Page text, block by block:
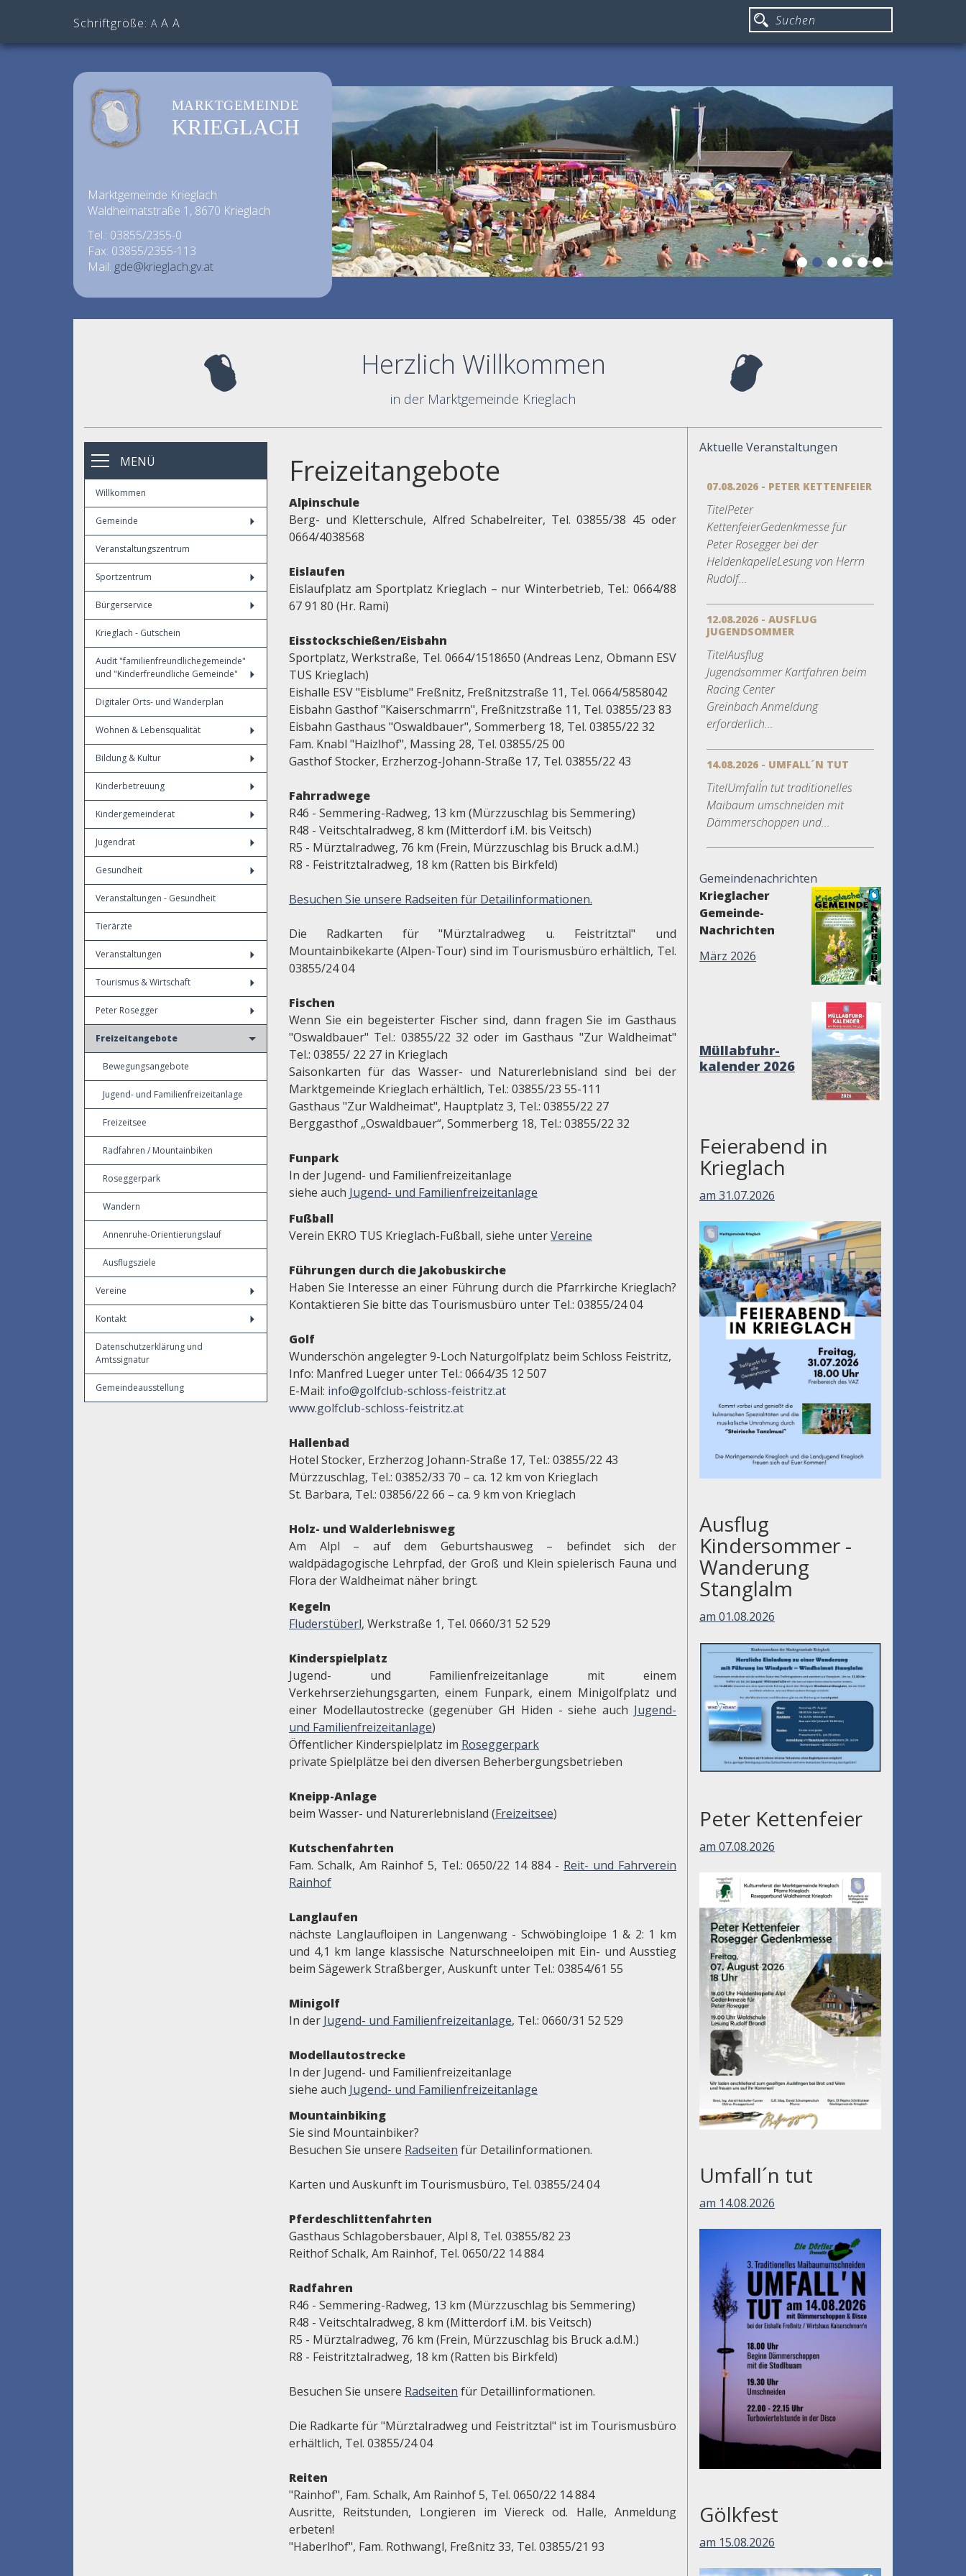
Schriftgröße: A A A
MARKTGEMEINDE
KRIEGLACH
Marktgemeinde Krieglach
Waldheimatstraße 1, 8670 Krieglach
Tel.: 03855/2355-0
Fax: 03855/2355-113
Mail: gde@krieglach.gv.at
Herzlich Willkommen
in der Marktgemeinde Krieglach
MENÜ
Willkommen
Gemeinde
Veranstaltungszentrum
Sportzentrum
Bürgerservice
Krieglach - Gutschein
Audit "familienfreundlichegemeinde"
und "Kinderfreundliche Gemeinde"
Digitaler Orts- und Wanderplan
Wohnen & Lebensqualität
Bildung & Kultur
Kinderbetreuung
Kindergemeinderat
Jugendrat
Gesundheit
Veranstaltungen - Gesundheit
Tierärzte
Veranstaltungen
Tourismus & Wirtschaft
Peter Rosegger
Freizeitangebote
Bewegungsangebote
Jugend- und Familienfreizeitanlage
Freizeitsee
Radfahren / Mountainbiken
Roseggerpark
Wandern
Annenruhe-Orientierungslauf
Ausflugsziele
Vereine
Kontakt
Datenschutzerklärung und
Amtssignatur
Gemeindeausstellung
Freizeitangebote
Alpinschule
Berg- und Kletterschule, Alfred Schabelreiter, Tel. 03855/38 45 oder
0664/4038568
Eislaufen
Eislaufplatz am Sportplatz Krieglach – nur Winterbetrieb, Tel.: 0664/88
67 91 80 (Hr. Rami)
Eisstockschießen/Eisbahn
Sportplatz, Werkstraße, Tel. 0664/1518650 (Andreas Lenz, Obmann ESV
TUS Krieglach)
Eishalle ESV "Eisblume" Freßnitz, Freßnitzstraße 11, Tel. 0664/5858042
Eisbahn Gasthof "Kaiserschmarrn", Freßnitzstraße 11, Tel. 03855/23 83
Eisbahn Gasthaus "Oswaldbauer", Sommerberg 18, Tel. 03855/22 32
Fam. Knabl "Haizlhof", Massing 28, Tel. 03855/25 00
Gasthof Stocker, Erzherzog-Johann-Straße 17, Tel. 03855/22 43
Fahrradwege
R46 - Semmering-Radweg, 13 km (Mürzzuschlag bis Semmering)
R48 - Veitschtalradweg, 8 km (Mitterdorf i.M. bis Veitsch)
R5 - Mürztalradweg, 76 km (Frein, Mürzzuschlag bis Bruck a.d.M.)
R8 - Feistritztalradweg, 18 km (Ratten bis Birkfeld)
Besuchen Sie unsere Radseiten für Detailinformationen.
Die Radkarten für "Mürztalradweg u. Feistritztal" und
Mountainbikekarte (Alpen-Tour) sind im Tourismusbüro erhältlich, Tel.
03855/24 04
Fischen
Wenn Sie ein begeisterter Fischer sind, dann fragen Sie im Gasthaus
"Oswaldbauer" Tel.: 03855/22 32 oder im Gasthaus "Zur Waldheimat"
Tel.: 03855/ 22 27 in Krieglach
Saisonkarten für das Wasser- und Naturerlebnisland sind bei der
Marktgemeinde Krieglach erhältlich, Tel.: 03855/23 55-111
Gasthaus "Zur Waldheimat", Hauptplatz 3, Tel.: 03855/22 27
Berggasthof „Oswaldbauer“, Sommerberg 18, Tel.: 03855/22 32
Funpark
In der Jugend- und Familienfreizeitanlage
siehe auch Jugend- und Familienfreizeitanlage
Fußball
Verein EKRO TUS Krieglach-Fußball, siehe unterVereine
Führungen durch die Jakobuskirche
Haben Sie Interesse an einer Führung durch die Pfarrkirche Krieglach?
Kontaktieren Sie bitte das Tourismusbüro unter Tel.: 03855/24 04
Golf
Wunderschön angelegter 9-Loch Naturgolfplatz beim Schloss Feistritz,
Info: Manfred Lueger unter Tel.: 0664/35 12 507
E-Mail: info@golfclub-schloss-feistritz.at
www.golfclub-schloss-feistritz.at
Hallenbad
Hotel Stocker, Erzherzog Johann-Straße 17, Tel.: 03855/22 43
Mürzzuschlag, Tel.: 03852/33 70 – ca. 12 km von Krieglach
St. Barbara, Tel.: 03856/22 66 – ca. 9 km von Krieglach
Holz- und Walderlebnisweg
Am Alpl – auf dem Geburtshausweg – befindet sich der
waldpädagogische Lehrpfad, der Groß und Klein spielerisch Fauna und
Flora der Waldheimat näher bringt.
Kegeln
Fluderstüberl, Werkstraße 1, Tel. 0660/31 52 529
Kinderspielplatz
Jugend- und Familienfreizeitanlage mit einem
Verkehrserziehungsgarten, einem Funpark, einem Minigolfplatz und
einer Modellautostrecke (gegenüber GH Hiden - siehe auch Jugend-
und Familienfreizeitanlage)
Öffentlicher Kinderspielplatz im Roseggerpark
private Spielplätze bei den diversen Beherbergungsbetrieben
Kneipp-Anlage
beim Wasser- und Naturerlebnisland (Freizeitsee)
Kutschenfahrten
Fam. Schalk, Am Rainhof 5, Tel.: 0650/22 14 884 - Reit- und Fahrverein
Rainhof
Langlaufen
nächste Langlaufloipen in Langenwang - Schwöbingloipe 1 & 2: 1 km
und 4,1 km lange klassische Naturschneeloipen mit Ein- und Ausstieg
beim Sägewerk Straßberger, Auskunft unter Tel.: 03854/61 55
Minigolf
In der Jugend- und Familienfreizeitanlage, Tel.: 0660/31 52 529
Modellautostrecke
In der Jugend- und Familienfreizeitanlage
siehe auch Jugend- und Familienfreizeitanlage
Mountainbiking
Sie sind Mountainbiker?
Besuchen Sie unsere Radseiten für Detailinformationen.
Karten und Auskunft im Tourismusbüro, Tel. 03855/24 04
Pferdeschlittenfahrten
Gasthaus Schlagobersbauer, Alpl 8, Tel. 03855/82 23
Reithof Schalk, Am Rainhof, Tel. 0650/22 14 884
Radfahren
R46 - Semmering-Radweg, 13 km (Mürzzuschlag bis Semmering)
R48 - Veitschtalradweg, 8 km (Mitterdorf i.M. bis Veitsch)
R5 - Mürztalradweg, 76 km (Frein, Mürzzuschlag bis Bruck a.d.M.)
R8 - Feistritztalradweg, 18 km (Ratten bis Birkfeld)
Besuchen Sie unsere Radseiten für Detaillinformationen.
Die Radkarte für "Mürztalradweg und Feistritztal" ist im Tourismusbüro
erhältlich, Tel. 03855/24 04
Reiten
"Rainhof", Fam. Schalk, Am Rainhof 5, Tel. 0650/22 14 884
Ausritte, Reitstunden, Longieren im Viereck od. Halle, Anmeldung
erbeten!
"Haberlhof", Fam. Rothwangl, Freßnitz 33, Tel. 03855/21 93
Aktuelle Veranstaltungen
07.08.2026 - PETER KETTENFEIER
TitelPeter
KettenfeierGedenkmesse für
Peter Rosegger bei der
HeldenkapelleLesung von Herrn
Rudolf...
12.08.2026 - AUSFLUG
JUGENDSOMMER
TitelAusflug
Jugendsommer Kartfahren beim
Racing Center
Greinbach Anmeldung
erforderlich...
14.08.2026 - UMFALL´N TUT
TitelUmfall´n tut traditionelles
Maibaum umschneiden mit
Dämmerschoppen und...
Gemeindenachrichten
Krieglacher
Gemeinde-
Nachrichten
März 2026
Müllabfuhr-
kalender 2026
Feierabend in
Krieglach
am 31.07.2026
Ausflug
Kindersommer -
Wanderung
Stanglalm
am 01.08.2026
Peter Kettenfeier
am 07.08.2026
Umfall´n tut
am 14.08.2026
Gölkfest
am 15.08.2026